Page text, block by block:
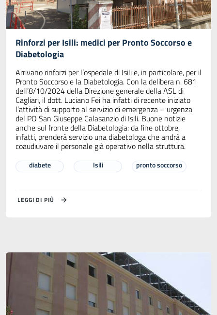
Rinforzi per Isili: medici per Pronto Soccorso e
Diabetologia
Arrivano rinforzi per l’ospedale di Isili e, in particolare, per il
Pronto Soccorso e la Diabetologia. Con la delibera n. 681
dell’8/10/2024 della Direzione generale della ASL di
Cagliari, il dott. Luciano Fei ha infatti di recente iniziato
l’attività di supporto al servizio di emergenza – urgenza
del PO San Giuseppe Calasanzio di Isili. Buone notizie
anche sul fronte della Diabetologia: da fine ottobre,
infatti, prenderà servizio una diabetologa che andrà a
coaudiuvare il personale già operativo nella struttura.
diabete Isili pronto soccorso
LEGGI DI PIÙ